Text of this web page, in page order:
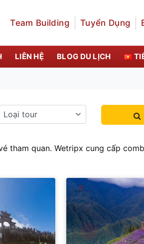
Team Building Tuyển Dụng
LIÊN HỆ BLOG DU LỊCH
tham quan. Wetripx cung cấp